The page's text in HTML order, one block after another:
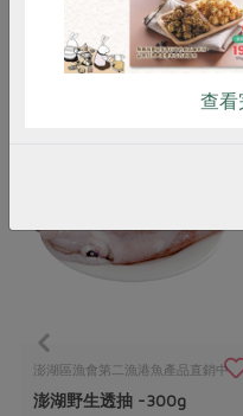
你可能
澎湖區漁會第二漁港魚產品直銷中
心
澎湖野生透抽 -300g
查看